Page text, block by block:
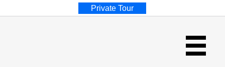
Private Tour